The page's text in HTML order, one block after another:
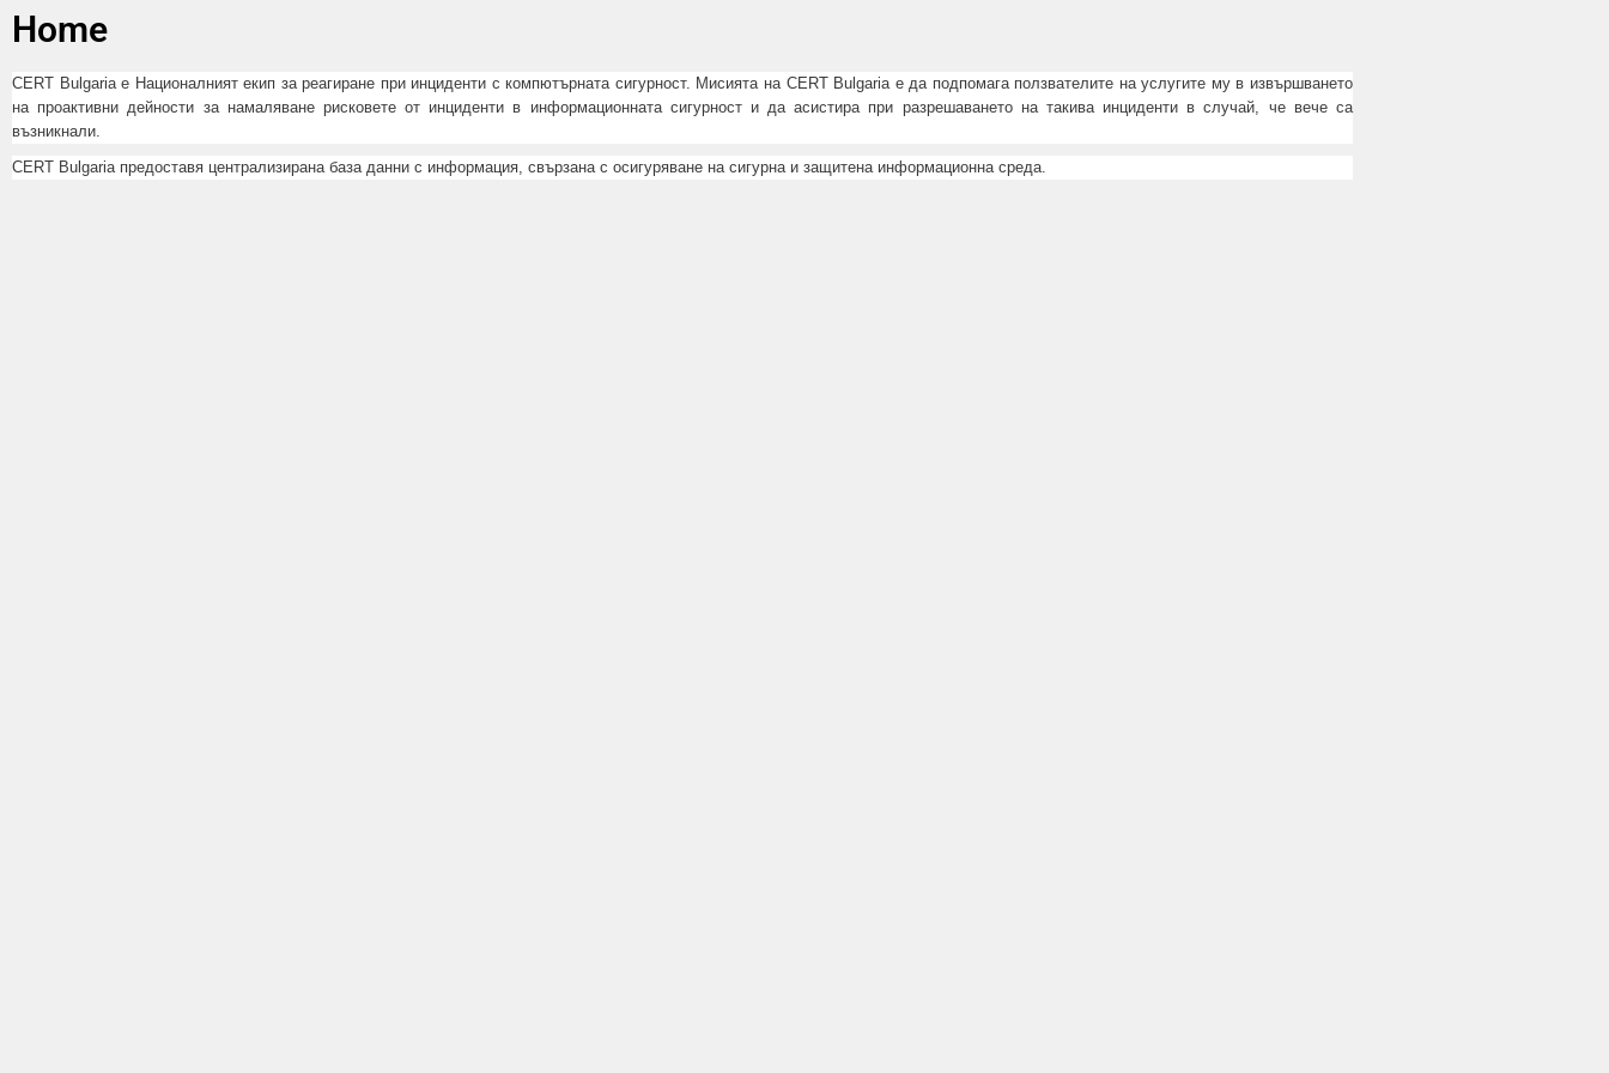
Home
CERT Bulgaria е Националният екип за реагиране при инциденти с компютърната сигурност. Мисията на CERT Bulgaria е да подпомага ползвателите на услугите му в извършването
на проактивни дейности за намаляване рисковете от инциденти в информационната сигурност и да асистира при разрешаването на такива инциденти в случай, че вече са
възникнали.
CERT Bulgaria предоставя централизирана база данни с информация, свързана с осигуряване на сигурна и защитена информационна среда.